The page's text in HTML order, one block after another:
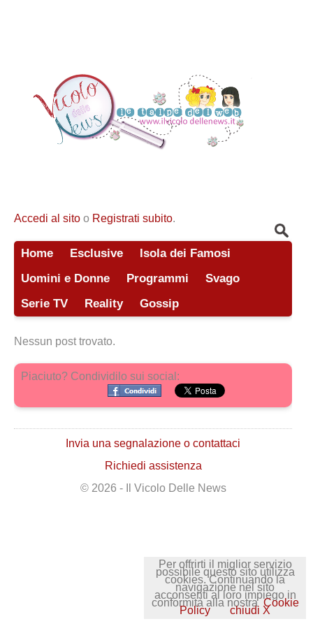
Accedi al sito o Registrati subito.
Home Esclusive
Isola dei Famosi
Uomini e Donne
Programmi
Svago
Serie TV
Reality Gossip
Nessun post trovato.
Piaciuto? Condividilo sui social:
Invia una segnalazione o contattaci
Richiedi assistenza
© 2026 - Il Vicolo Delle News
Per offrirti il miglior servizio
possibile questo sito utilizza
cookies. Continuando la
navigazione nel sito
acconsenti al loro impiego in
conformità alla nostra Cookie
Policy chiudi X